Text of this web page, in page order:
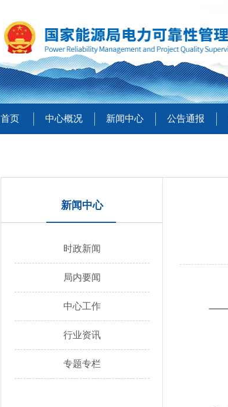
首页 中心概况 新闻中心 公告通报
新闻中心
时政新闻
局内要闻
中心工作
行业资讯
专题专栏